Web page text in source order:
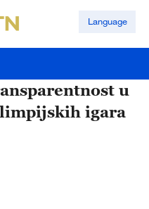
Language
u
igara